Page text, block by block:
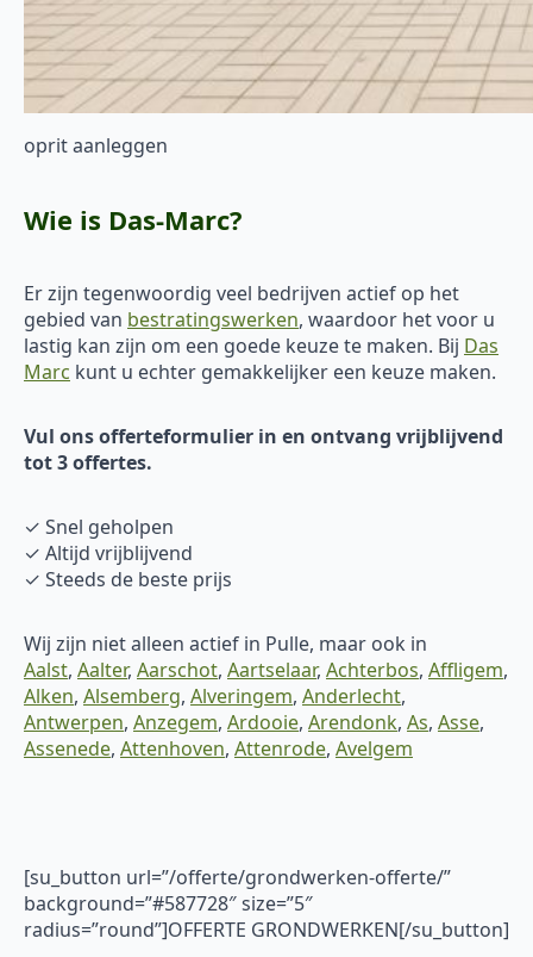
oprit aanleggen
Wie is Das-Marc?
Er zijn tegenwoordig veel bedrijven actief op het
gebied van bestratingswerken, waardoor het voor u
lastig kan zijn om een goede keuze te maken. Bij Das
Marc kunt u echter gemakkelijker een keuze maken.
Vul ons offerteformulier in en ontvang vrijblijvend
tot 3 offertes.
✓ Snel geholpen
✓ Altijd vrijblijvend
✓ Steeds de beste prijs
Wij zijn niet alleen actief in Pulle, maar ook in
Aalst, Aalter, Aarschot, Aartselaar, Achterbos, Affligem,
Alken, Alsemberg, Alveringem, Anderlecht,
Antwerpen, Anzegem, Ardooie, Arendonk, As, Asse,
Assenede, Attenhoven, Attenrode, Avelgem
[su_button url=”/offerte/grondwerken-offerte/”
background=”#587728″ size=”5″
radius=”round”]OFFERTE GRONDWERKEN[/su_button]